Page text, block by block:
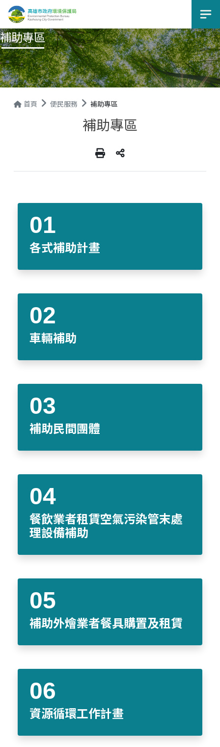
選
補助專區
首頁 便民服務 補助專區
補助專區
各式補助計畫
車輛補助
補助民間團體
餐飲業者租賃空氣污染管末處
理設備補助
補助外燴業者餐具購置及租賃
資源循環工作計畫